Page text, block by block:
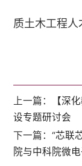
质土木工程人
上一篇：
【深
设专题研讨会
下一篇：“芯联
院与中科院微